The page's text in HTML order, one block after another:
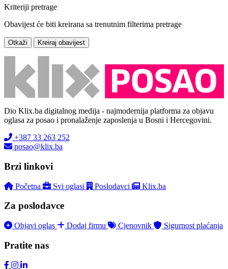
Kriteriji pretrage
Obavijest će biti kreirana sa trenutnim filterima pretrage
Otkaži Kreiraj obavijest
Dio Klix.ba digitalnog medija - najmodernija platforma za objavu
oglasa za posao i pronalaženje zaposlenja u Bosni i Hercegovini.
+387 33 263 252
posao@klix.ba
Brzi linkovi
Početna Svi oglasi Poslodavci Klix.ba
Za poslodavce
Objavi oglas Dodaj firmu Cjenovnik Sigurnost plaćanja
Pratite nas